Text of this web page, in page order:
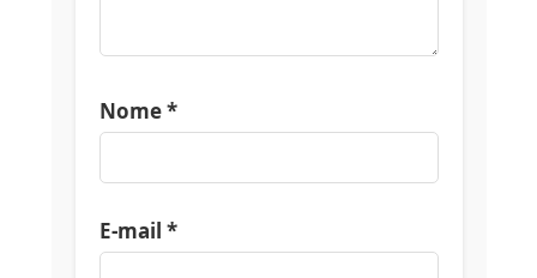
Nome*
E-mail *